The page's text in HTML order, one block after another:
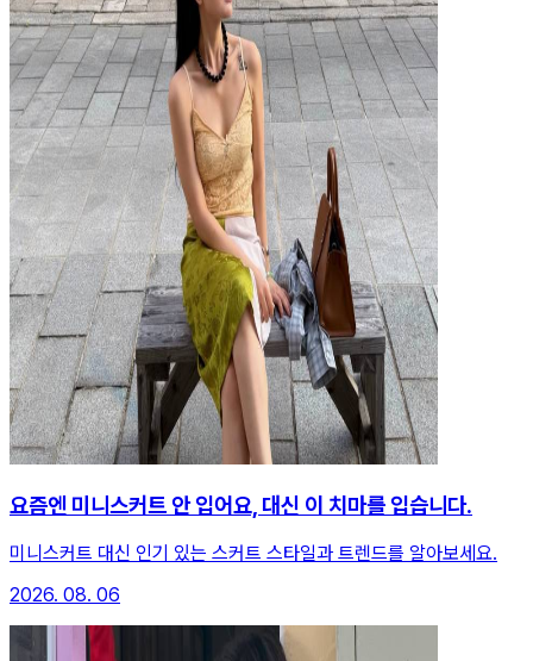
요즘엔 미니스커트 안 입어요, 대신 이 치마를 입습니다.
미니스커트 대신 인기 있는 스커트 스타일과 트렌드를 알아보세요.
2026. 08. 06